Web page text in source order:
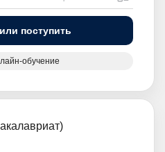
поступить
обучение